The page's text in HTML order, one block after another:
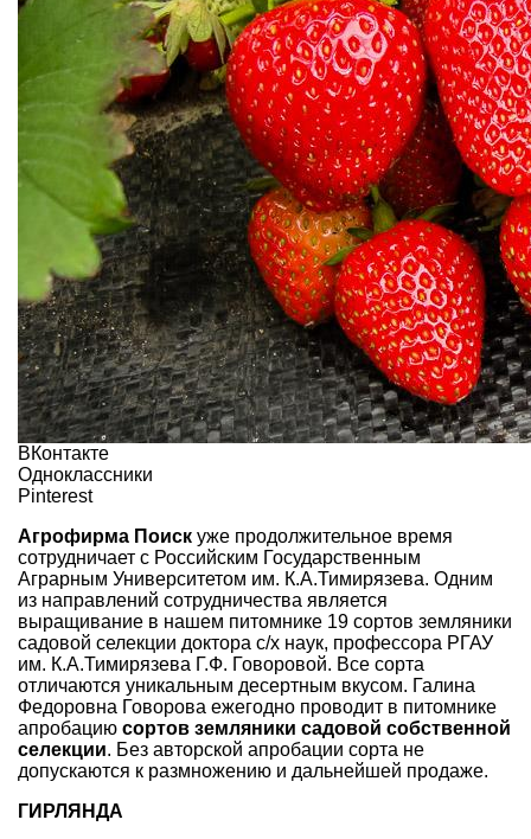
ВКонтакте
Одноклассники
Pinterest
Агрофирма Поиск уже продолжительное время
сотрудничает с Российским Государственным
Аграрным Университетом им. К.А.Тимирязева. Одним
из направлений сотрудничества является
выращивание в нашем питомнике 19 сортов земляники
садовой селекции доктора с/х наук, профессора РГАУ
им. К.А.Тимирязева Г.Ф. Говоровой. Все сорта
отличаются уникальным десертным вкусом. Галина
Федоровна Говорова ежегодно проводит в питомнике
апробацию сортов земляники садовой собственной
селекции. Без авторской апробации сорта не
допускаются к размножению и дальнейшей продаже.
ГИРЛЯНДА